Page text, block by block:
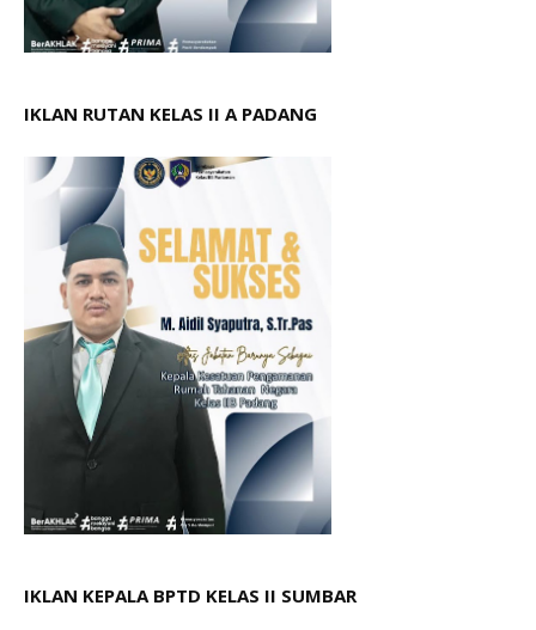
IKLAN RUTAN KELAS II A PADANG
IKLAN KEPALA BPTD KELAS II SUMBAR